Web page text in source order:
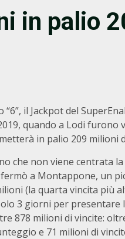
in palio
“6”, il Jackpot del
quando a Lodi
in palio 209 milioni
che non viene centrata
a Montappone, un
(la quarta vincita più
3 giorni per presentare
878 milioni di vincite:
e 71 milioni di